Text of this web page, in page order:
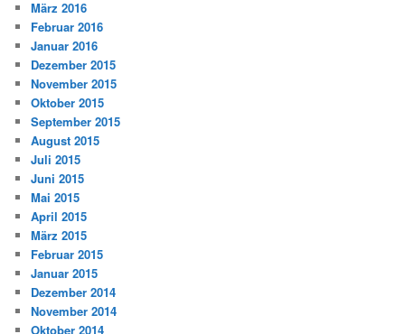
März 2016
Februar 2016
Januar 2016
Dezember 2015
November 2015
Oktober 2015
September 2015
August 2015
Juli 2015
Juni 2015
Mai 2015
April 2015
März 2015
Februar 2015
Januar 2015
Dezember 2014
November 2014
Oktober 2014